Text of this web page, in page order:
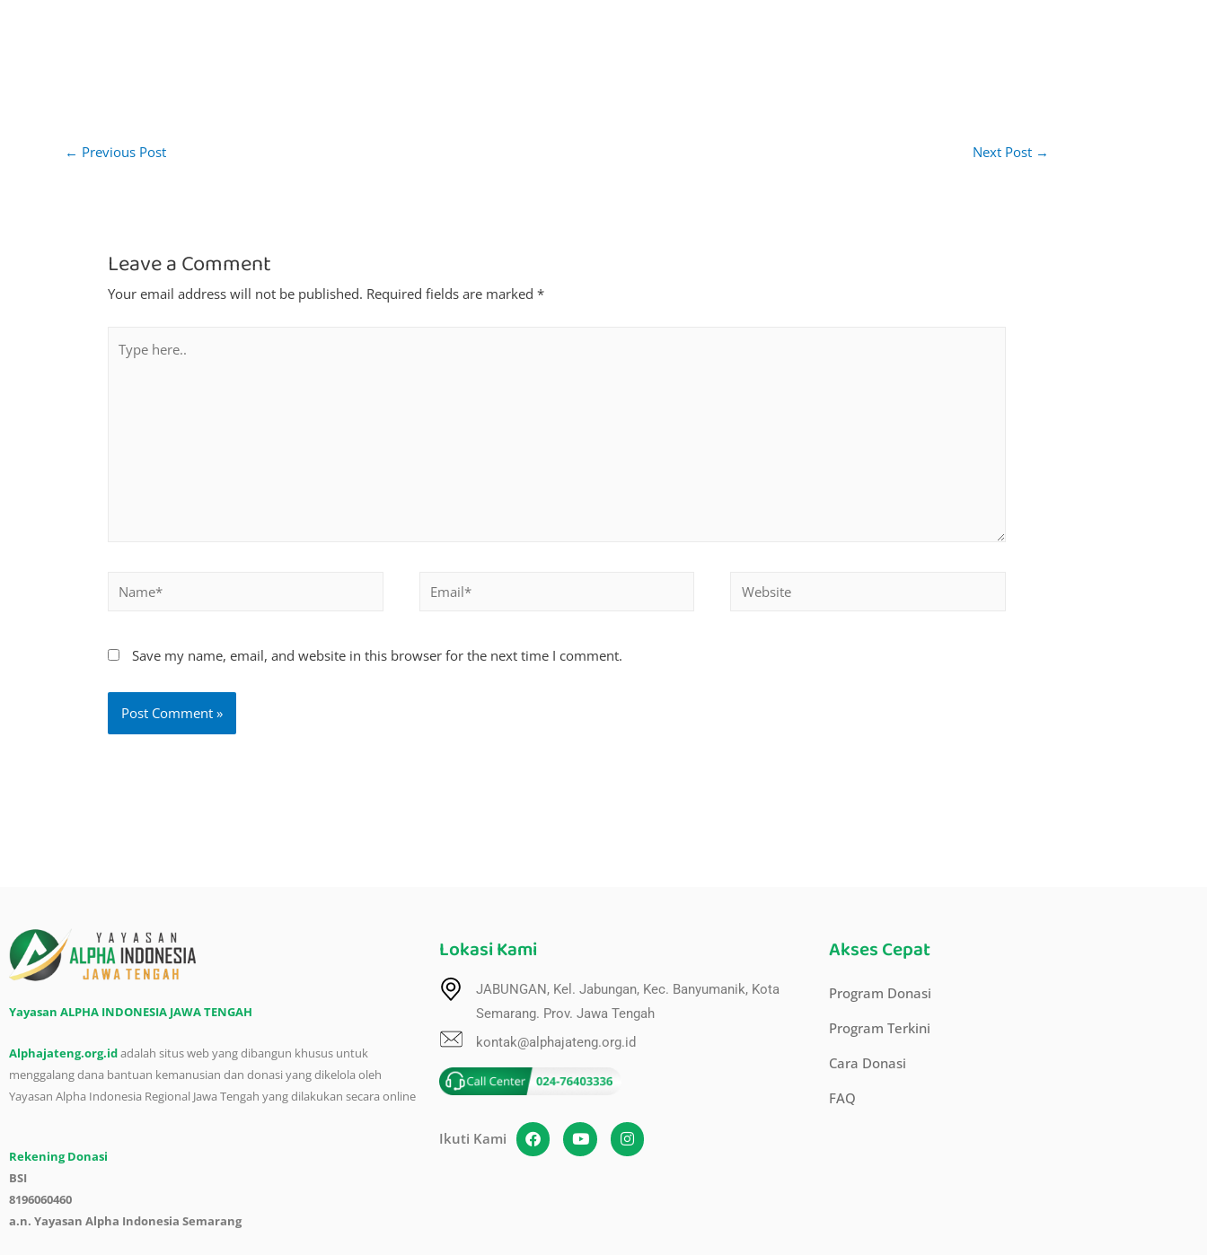
← Previous Post Next Post →
Leave a Comment
Your email address will not be published. Required fields are marked*
Save my name, email, and website in this browser for the next time I comment.
Yayasan ALPHA INDONESIA JAWA TENGAH
Alphajateng.org.idadalah situs web yang dibangun khusus untuk
menggalang dana bantuan kemanusian dan donasi yang dikelola oleh
Yayasan Alpha Indonesia Regional Jawa Tengah yang dilakukan secara online
Rekening Donasi
BSI
8196060460
a.n. Yayasan Alpha Indonesia Semarang
Lokasi Kami
JABUNGAN, Kel. Jabungan, Kec. Banyumanik, Kota
Semarang. Prov. Jawa Tengah
kontak@alphajateng.org.id
Ikuti Kami
Akses Cepat
Program Donasi
Program Terkini
Cara Donasi
FAQ